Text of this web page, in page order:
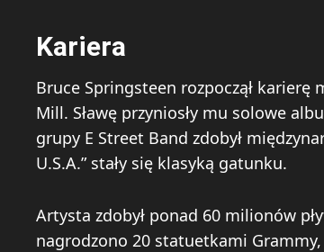
Kariera
Bruce Springsteen rozpoczął karierę
Mill. Sławę przyniosły mu solowe
grupy E Street Band zdobył
U.S.A.” stały się klasyką gatunku.
Artysta zdobył ponad 60 milionów
nagrodzono 20 statuetkami